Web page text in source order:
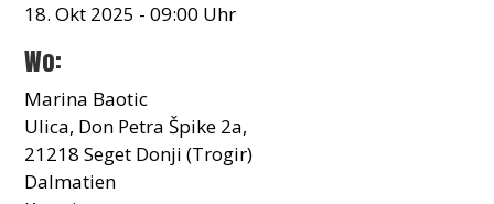
18. Okt 2025 - 09:00 Uhr
Wo:
Marina Baotic
Ulica, Don Petra Špike 2a,
21218 Seget Donji (Trogir)
Dalmatien